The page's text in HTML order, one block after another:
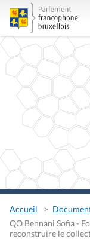
Accueil
QO Bennani Sofia -
reconstruire le